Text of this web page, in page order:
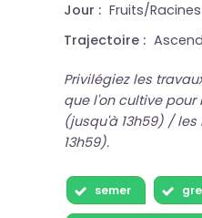
Jour : Fruits/
Trajectoire :
Privilégiez les
que l'on cultive pour
(jusqu'à 13h59) /
13h59).
semer